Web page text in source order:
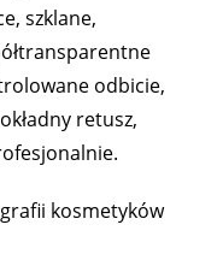
szklane,
odbicie,
retusz,
kosmetyków